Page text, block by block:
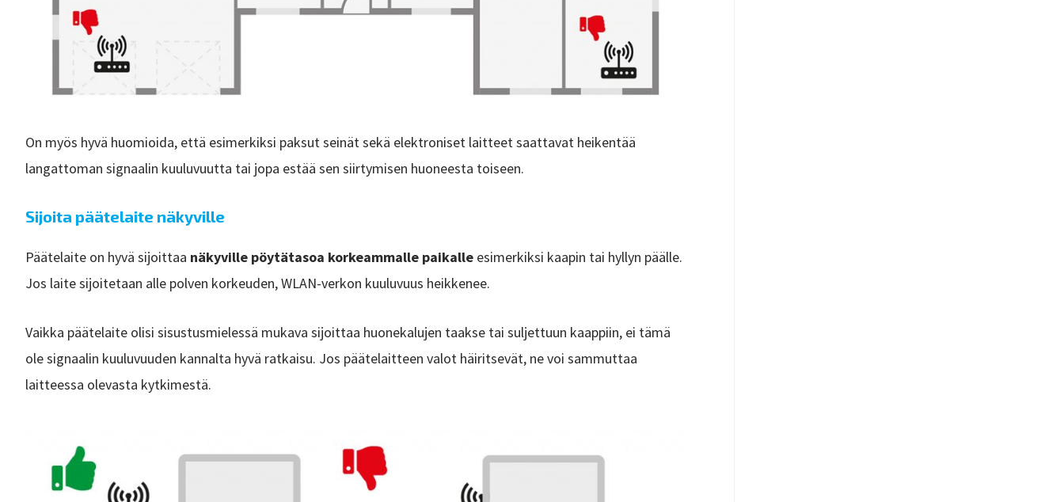
On myös hyvä huomioida, että esimerkiksi paksut seinät sekä elektroniset laitteet saattavat heikentää
langattoman signaalin kuuluvuutta tai jopa estää sen siirtymisen huoneesta toiseen.
Sijoita päätelaite näkyville
Päätelaite on hyvä sijoittaa näkyville pöytätasoa korkeammalle paikalle esimerkiksi kaapin tai hyllyn päälle.
Jos laite sijoitetaan alle polven korkeuden, WLAN-verkon kuuluvuus heikkenee.
Vaikka päätelaite olisi sisustusmielessä mukava sijoittaa huonekalujen taakse tai suljettuun kaappiin, ei tämä
ole signaalin kuuluvuuden kannalta hyvä ratkaisu. Jos päätelaitteen valot häiritsevät, ne voi sammuttaa
laitteessa olevasta kytkimestä.